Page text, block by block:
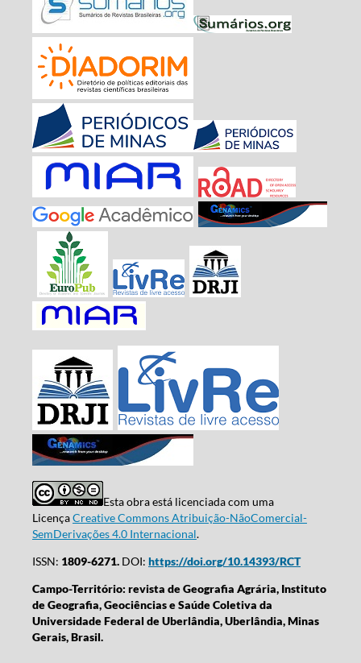
Esta obra está licenciada com uma
LicençaCreative Commons Atribuição-NãoComercial-
SemDerivações 4.0 Internacional.
ISSN: 1809-6271.DOI: https://doi.org/10.14393/RCT
Campo-Território: revista de Geografia Agrária, Instituto
de Geografia, Geociências e Saúde Coletiva da
Universidade Federal de Uberlândia, Uberlândia, Minas
Gerais, Brasil.